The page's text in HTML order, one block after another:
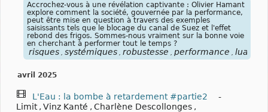
Accrochez-vous à une révélation captivante : Olivier Hamant
explore comment la société, gouvernée par la performance,
peut être mise en question à travers des exemples
saisissants tels que le blocage du canal de Suez et l'effet
rebond des frigos. Sommes-nous vraiment sur la bonne voie
en cherchant à performer tout le temps ?
risques , systémiques , robustesse , performance , luap
avril 2025
L'Eau : la bombe à retardement #partie2
-
Limit , Vinz Kanté , Charlène Descollonges ,